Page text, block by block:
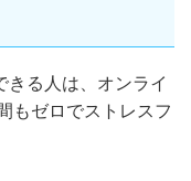
きる人は、オンライ
もゼロでストレスフ